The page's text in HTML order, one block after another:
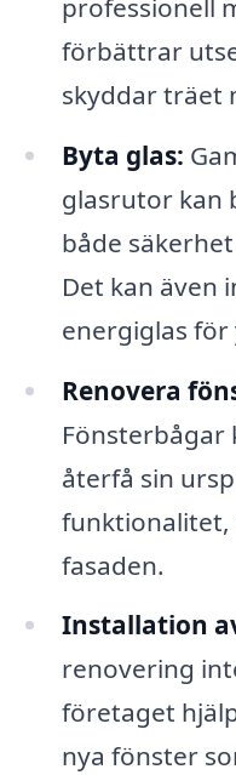
professionell
förbättrar
skyddar träet
Byta glas:
glasrutor kan
både
Det kan även
energiglas
Renovera
Fönsterbågar
återfå sin
funktionalitet,
fasaden.
Installation
renovering
företaget
nya fönster